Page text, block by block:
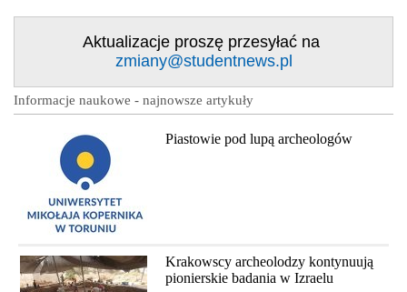
Aktualizacje proszę przesyłać na
zmiany@studentnews.pl
Informacje naukowe - najnowsze artykuły
Piastowie pod lupą archeologów
Krakowscy archeolodzy kontynuują
pionierskie badania w Izraelu